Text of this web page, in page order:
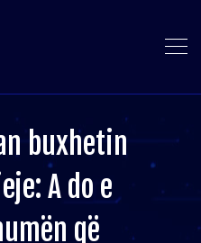
buxhetin
A do e
që